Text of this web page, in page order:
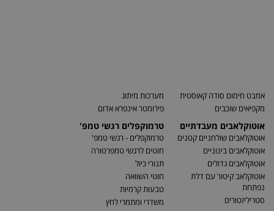
אמבט חימום סודה קאוסטית
מקפיאים שוכבים
אוטוקלאבים מעבדתיים
אוטוקלאבים שולחניים קטנים
אוטוקלאבים בינוניים
אוטוקלאבים גדולים
אוטוקלאב קיטור עם דלת
נפתחת
סטריליזטורים
מערכות מיתוג
פירומטר אינפרא אדום
טרמוקפלים רגשי טמפ'
טרמוקפלים - רגשי טמפ'
חוטים לרגשי טמפרטורה
תנורי כיול
חוטי השוואה
טבעות קרמיות
משדרי ומתמרי לחץ